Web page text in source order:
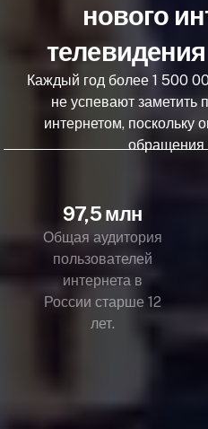
нового
Каждый год более 1 500
не успевают
интернетом, поскольку
обращения
97,5 млн
Общая аудитория
пользователей
интернета в
России старше 12
лет.